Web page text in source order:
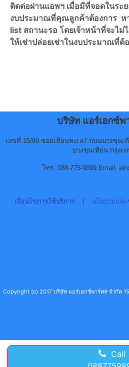
ติดต่อผ่านแอพฯ เมื่อมีที่จอดในระ
งบประมาณที่คุณลูกค้าต้องการ ห
list สถานะรอ โดยเจ้าหน้าที่จะไ
ให้เช่าปล่อยเช่าในงบประมาณที่
บริษัท แอร์เอกซ์พ
เลขที่ 15/90 ซอยเทียนทะเล7 ถนนบางขุน
บางขุนเทียน กรุงเท
โทร. 088-775-9899 Email:
เงื่อนไขการใช้บริการ| นโยบายแล
Copyright (c) 2017 บริษัท แอร์เอกซ์พาร์คส จำกัด
Call